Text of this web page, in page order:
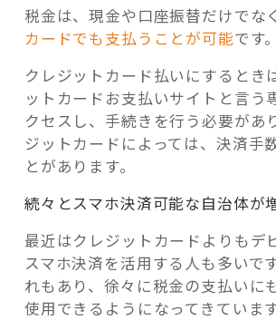
税金は、現金や口座振替だけでな
カードでも支払うことが可能です。
クレジットカード払いにするとき
ットカードお支払いサイトと言う
クセスし、手続きを行う必要があ
ジットカードによっては、決済手
とがあります。
続々とスマホ決済可能な自治体が
最近はクレジットカードよりもデ
スマホ決済を活用する人も多いで
れもあり、徐々に税金の支払いに
使用できるようになってきています